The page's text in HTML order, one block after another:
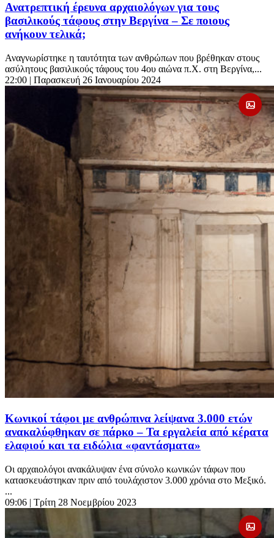
Ανατρεπτική έρευνα αρχαιολόγων για τους
βασιλικούς τάφους στην Βεργίνα – Σε ποιους
ανήκουν τελικά;
Αναγνωρίστηκε η ταυτότητα των ανθρώπων που βρέθηκαν στους
ασύλητους βασιλικούς τάφους του 4ου αιώνα π.Χ. στη Βεργίνα,...
22:00 | Παρασκευή 26 Ιανουαρίου 2024
Κωνικοί τάφοι με ανθρώπινα λείψανα 3.000 ετών
ανακαλύφθηκαν σε πάρκο – Τα εργαλεία από κέρατα
ελαφιού και τα ειδώλια «φαντάσματα»
Οι αρχαιολόγοι ανακάλυψαν ένα σύνολο κωνικών τάφων που
κατασκευάστηκαν πριν από τουλάχιστον 3.000 χρόνια στο Μεξικό.
...
09:06 | Τρίτη 28 Νοεμβρίου 2023